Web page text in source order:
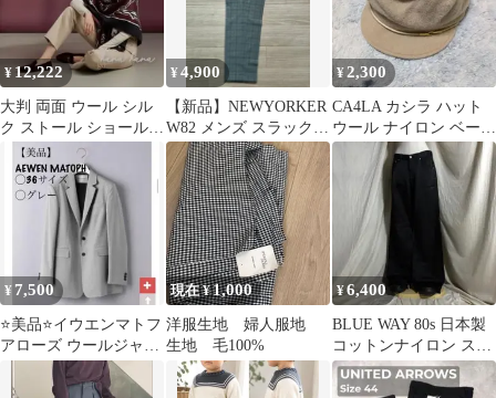
¥ 12,222
大判 両面 ウール シル
ク ストール ショール
黒 ブラック ボルドー
⚠️注有
¥4,900
【新品】NEWYORKER
W82 メンズ スラックス
チェック ライトグレー
¥ 2,300
CA4LA カシラ ハット
ウール ナイロン ベージ
ュ 極美品
¥ 7,500
⭐️美品⭐️イウエンマトフ
アローズ ウールジャケ
ット グレー 通勤 カジ
ュアル
現在 ¥1,000
洋服生地 婦人服地
生地 毛100%
¥6,400
BLUE WAY 80s 日本製
コットンナイロン スラ
ックス W80